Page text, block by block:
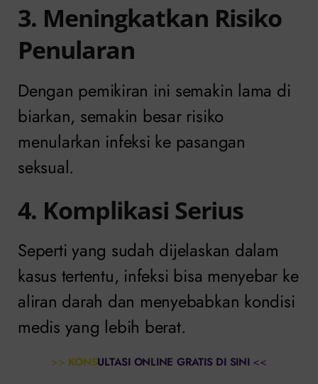
3. Meningkatkan Risiko
Penularan
Dengan pemikiran ini semakin lama di
biarkan, semakin besar risiko
menularkan infeksi ke pasangan
seksual.
4. Komplikasi Serius
Seperti yang sudah dijelaskan dalam
kasus tertentu, infeksi bisa menyebar ke
aliran darah dan menyebabkan kondisi
medis yang lebih berat.
>> KONSULTASI ONLINE GRATIS DI SINI <<